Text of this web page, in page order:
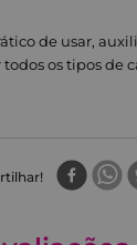
de usar,
os tipos de